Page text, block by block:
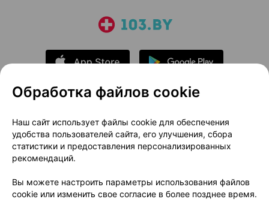
О проекте
Новости проекта
Размещение рекламы
Медицинский маркетинг
Публичный договор
Доставка
Способы оплаты
Вакансии
Партнеры
Обработка файлов cookie
Наш сайт использует файлы cookie для обеспечения
удобства пользователей сайта, его улучшения, сбора
статистики и предоставления персонализированных
рекомендаций.
Вы можете настроить параметры использования файлов
cookie или изменить свое согласие в более позднее время.